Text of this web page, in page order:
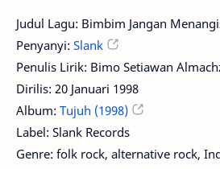
Judul Lagu: Bimbim Jangan
Penyanyi: Slank
Penulis Lirik: Bimo Setiawan
Dirilis: 20 Januari 1998
Album: Tujuh (1998)
Label: Slank Records
Genre: folk rock, alternative rock,